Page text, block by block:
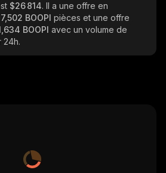
$26 814. Il a une offre en
BOOPI pièces et une offre
BOOPI avec un volume de
24h.